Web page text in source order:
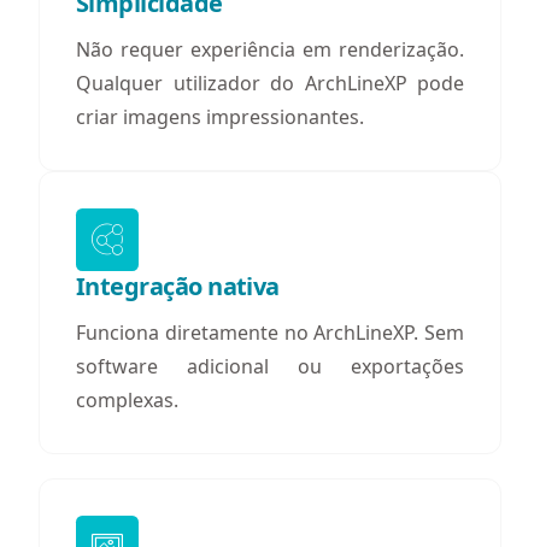
Não requer experiência em renderização.
Qualquer utilizador do ArchLineXP pode
criar imagens impressionantes.
Integração nativa
Funciona diretamente no ArchLineXP. Sem
software adicional ou exportações
complexas.